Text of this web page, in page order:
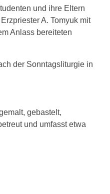
und ihre Eltern
A. Tomyuk mit
Anlass bereiteten
der Sonntagsliturgie in
gebastelt,
und umfasst etwa